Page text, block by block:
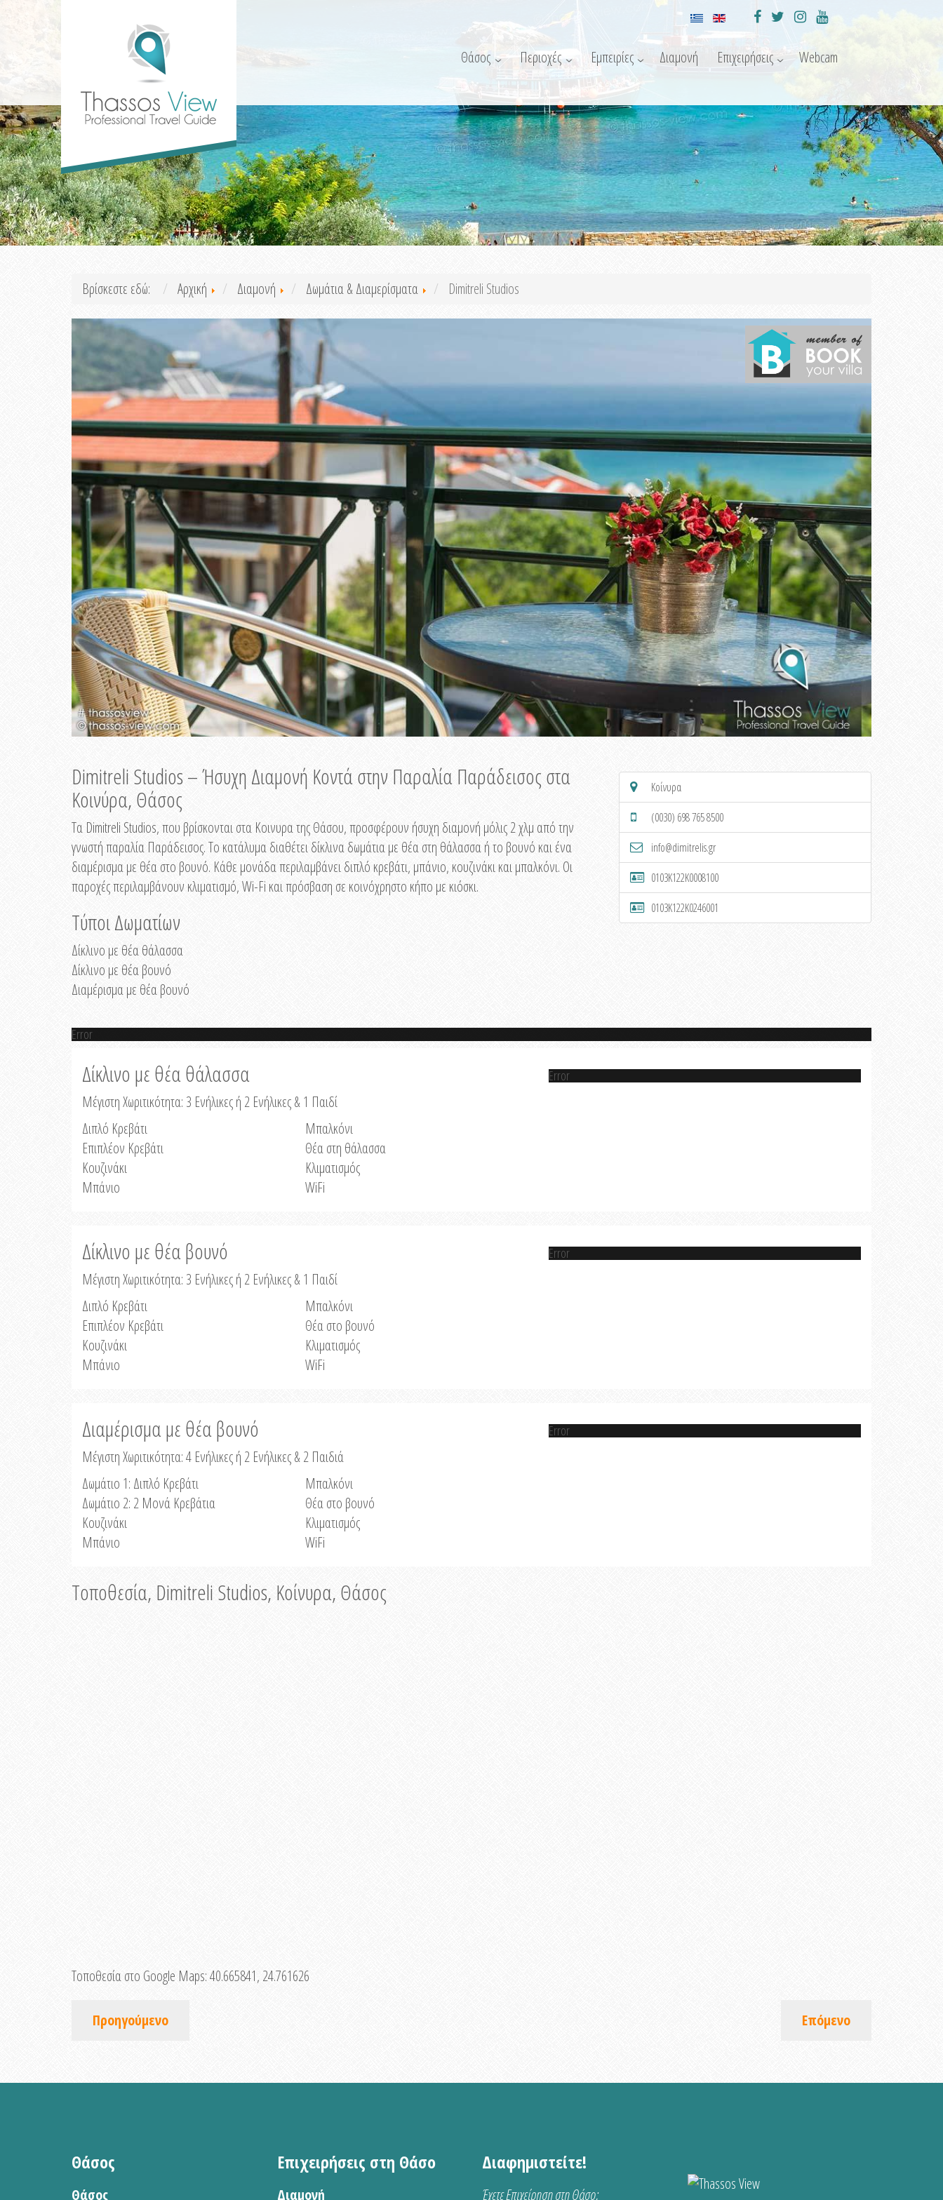
Θάσος Περιοχές Εμπειρίες Διαμονή Επιχειρήσεις Webcam
Βρίσκεστε εδώ: Αρχική Διαμονή Δωμάτια & Διαμερίσματα Dimitreli Studios
Dimitreli Studios – Ήσυχη Διαμονή Κοντά στην Παραλία Παράδεισος στα
Κοινύρα, Θάσος
Τα Dimitreli Studios, που βρίσκονται στα Κοινυρα της Θάσου, προσφέρουν ήσυχη διαμονή μόλις 2 χλμ από την
γνωστή παραλία Παράδεισος. Το κατάλυμα διαθέτει δίκλινα δωμάτια με θέα στη θάλασσα ή το βουνό και ένα
διαμέρισμα με θέα στο βουνό. Κάθε μονάδα περιλαμβάνει διπλό κρεβάτι, μπάνιο, κουζινάκι και μπαλκόνι. Οι
παροχές περιλαμβάνουν κλιματισμό, Wi-Fi και πρόσβαση σε κοινόχρηστο κήπο με κιόσκι.
Τύποι Δωματίων
Δίκλινο με θέα θάλασσα
Δίκλινο με θέα βουνό
Διαμέρισμα με θέα βουνό
Κοίνυρα
(0030) 698 765 8500
info@dimitrelis.gr
0103K122K0008100
0103K122K0246001
Error
Δίκλινο με θέα θάλασσα
Μέγιστη Χωριτικότητα: 3 Ενήλικες ή 2 Ενήλικες & 1 Παιδί
Διπλό Κρεβάτι
Επιπλέον Κρεβάτι
Κουζινάκι
Μπάνιο
Μπαλκόνι
Θέα στη θάλασσα
Κλιματισμός
WiFi
Error
Δίκλινο με θέα βουνό
Μέγιστη Χωριτικότητα: 3 Ενήλικες ή 2 Ενήλικες & 1 Παιδί
Διπλό Κρεβάτι
Επιπλέον Κρεβάτι
Κουζινάκι
Μπάνιο
Μπαλκόνι
Θέα στο βουνό
Κλιματισμός
WiFi
Error
Διαμέρισμα με θέα βουνό
Μέγιστη Χωριτικότητα: 4 Ενήλικες ή 2 Ενήλικες & 2 Παιδιά
Δωμάτιο 1: Διπλό Κρεβάτι
Δωμάτιο 2: 2 Μονά Κρεβάτια
Κουζινάκι
Μπάνιο
Μπαλκόνι
Θέα στο βουνό
Κλιματισμός
WiFi
Error
Τοποθεσία, Dimitreli Studios, Κοίνυρα, Θάσος
Τοποθεσία στο Google Maps:40.665841, 24.761626
Προηγούμενο Επόμενο
Θάσος
Θάσος
Επιχειρήσεις στη Θάσο
Διαμονή
Διαφημιστείτε!
Έχετε Επιχείρηση στη Θάσο;